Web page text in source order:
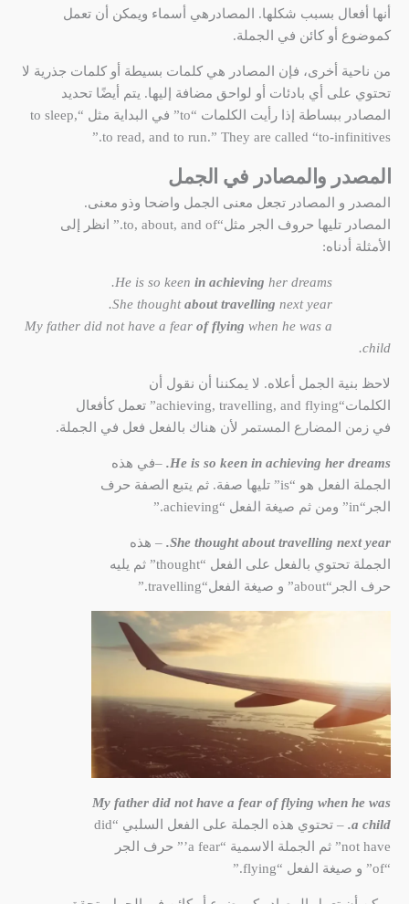
أنها أفعال بسبب شكلها. المصادرهي أسماء ويمكن أن تعمل
كموضوع أو كائن في الجملة.
من ناحية أخرى، فإن المصادر هي كلمات بسيطة أو كلمات جذرية لا
تحتوي على أي بادئات أو لواحق مضافة إليها. يتم أيضًا تحديد
المصادر ببساطة إذا رأيت الكلمات “to” في البداية مثل “to sleep,
to read, and to run.” They are called “to-infinitives.”
المصدر والمصادر في الجمل
المصدر و المصادر تجعل معنى الجمل واضحا وذو معنى.
المصادر تليها حروف الجر مثل“to, about, and of.” انظر إلى
الأمثلة أدناه:
He is so keen in achieving her dreams.
about travelling next year.
of flying when he was a
child.
لاحظ بنية الجمل أعلاه. لا يمكننا أن نقول أن
الكلمات“achieving, travelling, and flying” تعمل كأفعال
في زمن المضارع المستمر لأن هناك بالفعل فعل في الجملة.
He is so keen in achieving her dreams. –في هذه
الجملة الفعل هو “is” تليها صفة. ثم يتبع الصفة حرف
الجر“in” ومن ثم صيغة الفعل “achieving.”
She thought about travelling next year. – هذه
الجملة تحتوي بالفعل على الفعل “thought” ثم يليه
حرف الجر“about” و صيغة الفعل“travelling.”
My father did not have a fear of flying when he was
a child.
– تحتوي هذه الجملة على الفعل السلبي “did
not have” ثم الجملة الاسمية “a fear’” حرف الجر
“of” و صيغة الفعل “flying.”